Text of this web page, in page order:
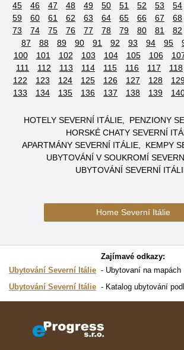
45
46 47 48 49 50 51 52 53 54
59
60 61 62 63 64 65 66 67 68
73
74 75 76 77 78 79 80 81 82
87
88 89 90 91 92 93 94 95
100
101 102 103 104 105 106
111
112 113 114 115 116 117 118
122
123 124 125 126 127 128
133
134 135 136 137 138 139
HOTELY SEVERNÍ ITÁLIE
PENZIONY
HORSKÉ CHATY SEVERNÍ
APARTMÁNY SEVERNÍ ITÁLIE
KEMPY
UBYTOVÁNÍ V SOUKROMÍ
UBYTOVÁNÍ SEVERNÍ
Home Severní Itálie
Zajímavé odkazy:
Ubytování Severní Itálie
Ubytovaní na mapách
Ubytování Severní Itálie
Katalog ubytování